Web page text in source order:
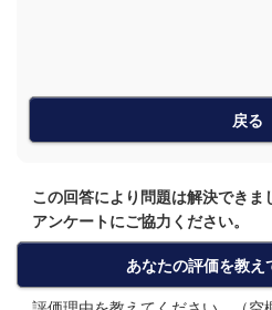
戻る
この回答により問題は解決できま
アンケートにご協力ください。
あなたの評価を教え